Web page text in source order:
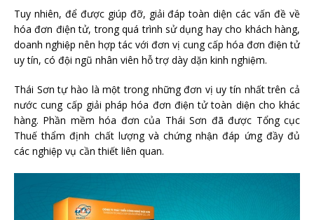
Tuy nhiên, để được giúp đỡ, giải đáp toàn diện các vấn đề về
hóa đơn điện tử, trong quá trình sử dụng hay cho khách hàng,
doanh nghiệp nên hợp tác với đơn vị cung cấp hóa đơn điện tử
uy tín, có đội ngũ nhân viên hỗ trợ dày dặn kinh nghiệm.
Thái Sơn tự hào là một trong những đơn vị uy tín nhất trên cả
nước cung cấp giải pháp hóa đơn điện tử toàn diện cho khác
hàng. Phần mềm hóa đơn của Thái Sơn đã được Tổng cục
Thuế thẩm định chất lượng và chứng nhận đáp ứng đầy đủ
các nghiệp vụ cần thiết liên quan.